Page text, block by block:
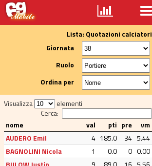
Lista: Quotazioni calciatori
Giornata
Ruolo
Ordina per
Visualizza
elementi
Cerca:
nome
val pti pre
vm
AUDERO Emil
4 185.0 34 5.44
BAGNOLINI Nicola
1 0.0 0 0.00